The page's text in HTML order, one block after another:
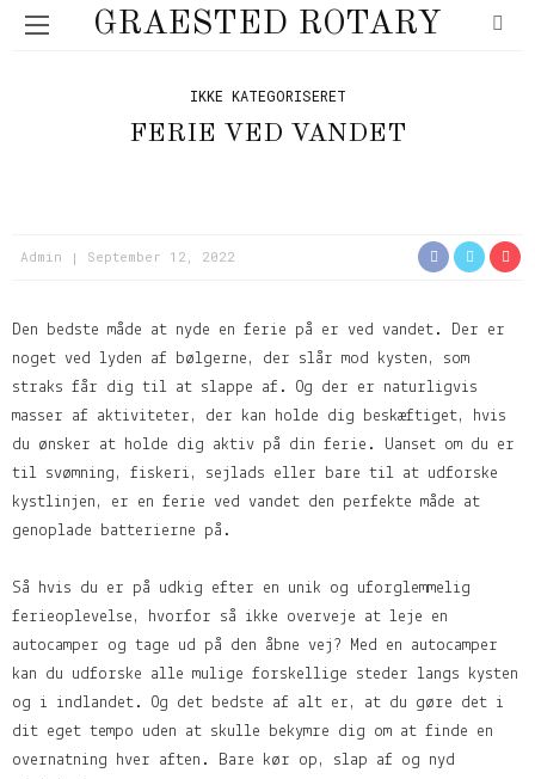
GRAESTED ROTARY
IKKE KATEGORISERET
FERIE VED VANDET
Admin September 12, 2022
Den bedste måde at nyde en ferie på er ved vandet. Der er
noget ved lyden af bølgerne, der slår mod kysten, som
straks får dig til at slappe af. Og der er naturligvis
masser af aktiviteter, der kan holde dig beskæftiget, hvis
du ønsker at holde dig aktiv på din ferie. Uanset om du er
til svømning, fiskeri, sejlads eller bare til at udforske
kystlinjen, er en ferie ved vandet den perfekte måde at
genoplade batterierne på.
Så hvis du er på udkig efter en unik og uforglemmelig
ferieoplevelse, hvorfor så ikke overveje at leje en
autocamper og tage ud på den åbne vej? Med en autocamper
kan du udforske alle mulige forskellige steder langs kysten
og i indlandet. Og det bedste af alt er, at du gøre det i
dit eget tempo uden at skulle bekymre dig om at finde en
overnatning hver aften. Bare kør op, slap af og nyd